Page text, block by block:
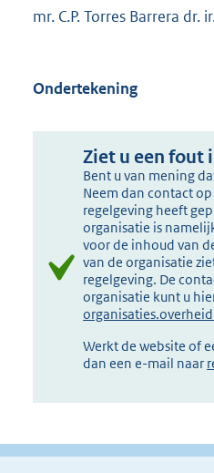
mr. C.P. Torres Barrera dr.
Ondertekening
Ziet u een fout
Bent u van mening
Neem dan contact
regelgeving heeft
organisatie is
voor de inhoud van
van de organisatie
regelgeving. De
organisatie kunt u
Werkt de website of
dan een e-mail naar